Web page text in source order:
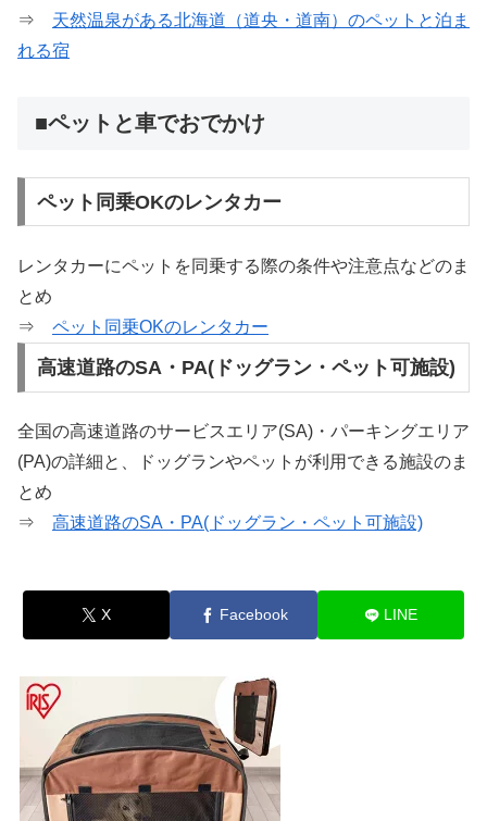
⇒ 天然温泉がある北海道（道央・道南）のペットと泊ま
れる宿
■ペットと車でおでかけ
ペット同乗OKのレンタカー
レンタカーにペットを同乗する際の条件や注意点などのま
とめ
⇒ ペット同乗OKのレンタカー
高速道路のSA・PA(ドッグラン・ペット可施設)
全国の高速道路のサービスエリア(SA)・パーキングエリア
(PA)の詳細と、ドッグランやペットが利用できる施設のま
とめ
⇒ 高速道路のSA・PA(ドッグラン・ペット可施設)
X Facebook LINE